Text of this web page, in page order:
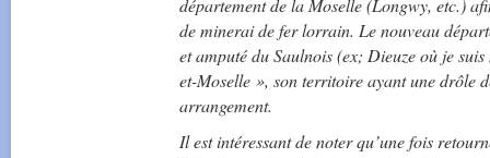
de minerai de fer lorrain. Le nouveau
et amputé du Saulnois (ex; Dieuze où je
et-Moselle », son territoire ayant une drôle
arrangement.
Il est intéressant de noter qu’une fois